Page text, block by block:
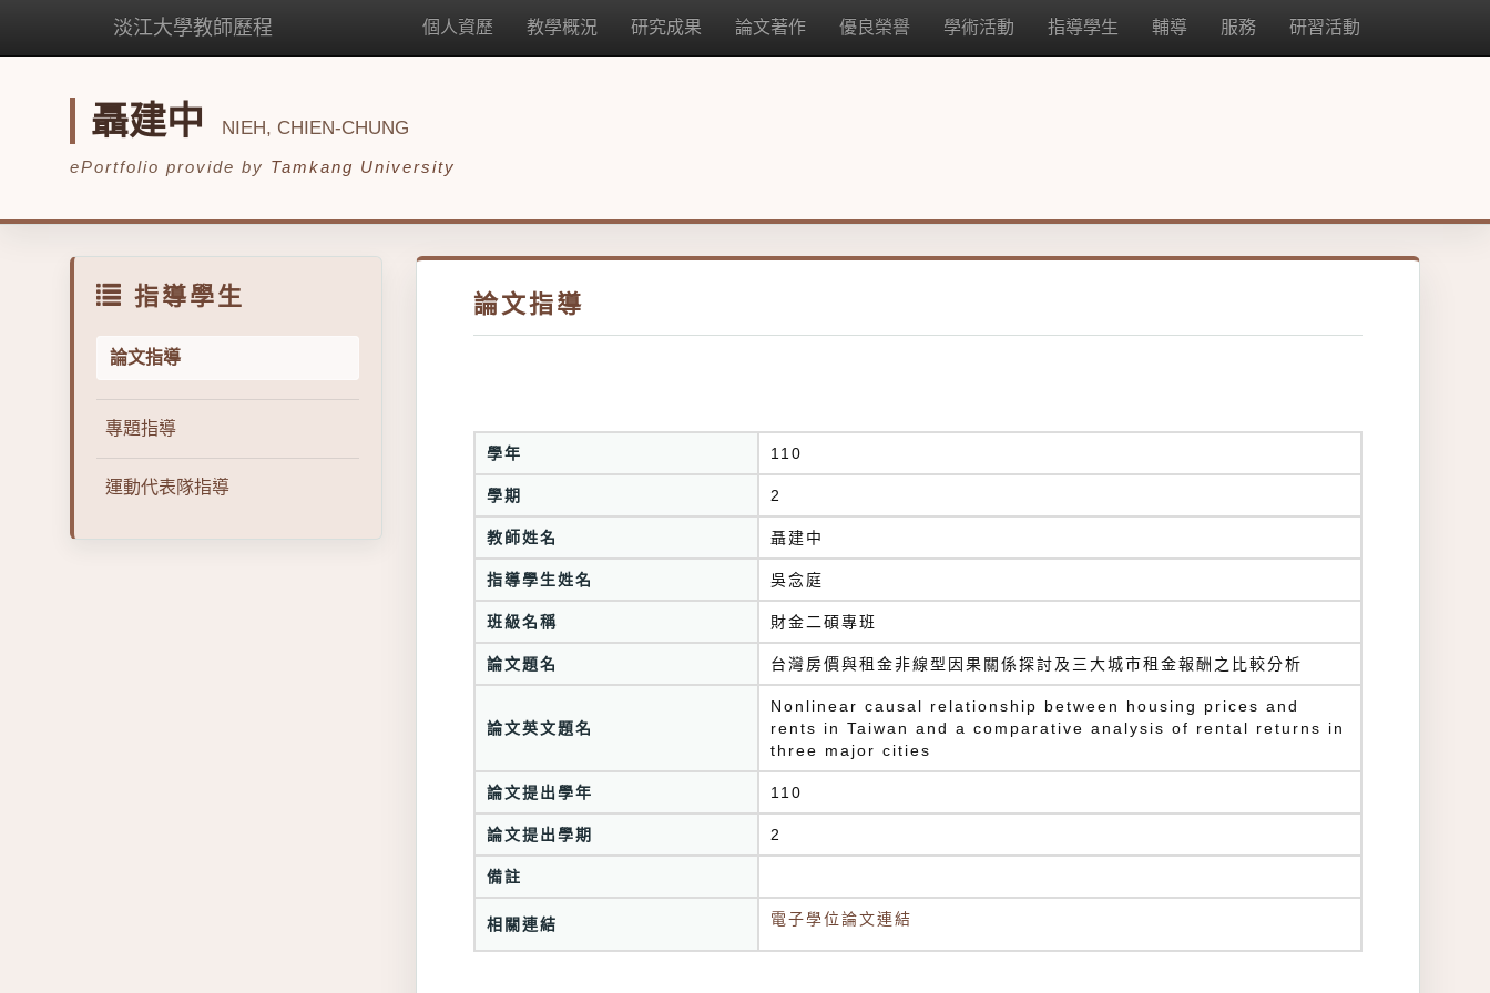
淡江大學教師歷程 個人資歷 教學概況 研究成果 論文著作 優良榮譽 學術活動 指導學生 輔導 服務 研習活動
聶建中 NIEH, CHIEN-CHUNG
ePortfolio provide by Tamkang University
指導學生
論文指導
專題指導
運動代表隊指導
論文指導
學年 110
學期 2
教師姓名 聶建中
指導學生姓名 吳念庭
班級名稱 財金二碩專班
論文題名 台灣房價與租金非線型因果關係探討及三大城市租金報酬之比較分析
論文英文題名
Nonlinear causal relationship between housing prices and
rents in Taiwan and a comparative analysis of rental returns in
three major cities
論文提出學年 110
論文提出學期 2
備註
相關連結 電子學位論文連結